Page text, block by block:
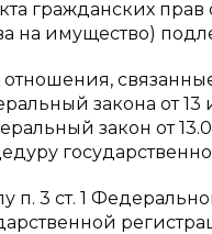
гражданских
на имущество)
отношения,
закона от
закон от
п. 3 ст. 1